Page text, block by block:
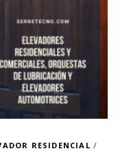
RESIDENCIAL /